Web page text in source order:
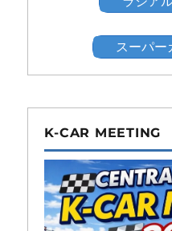
スーパー
K-CAR MEETING